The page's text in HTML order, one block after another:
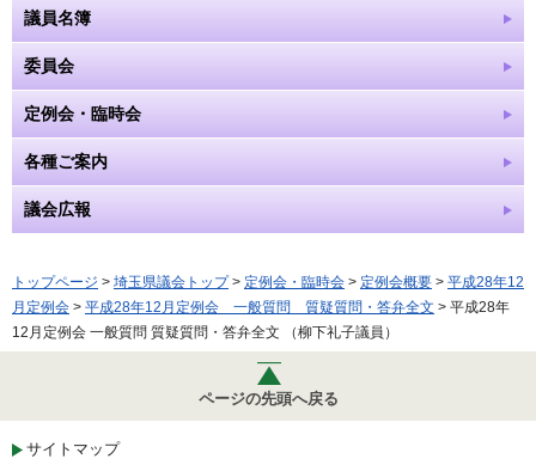
議員名簿
委員会
定例会・臨時会
各種ご案内
議会広報
トップページ > 埼玉県議会トップ> 定例会・臨時会 > 定例会概要 > 平成28年12
月定例会 > 平成28年12月定例会 一般質問 質疑質問・答弁全文 > 平成28年
12月定例会 一般質問 質疑質問・答弁全文 （柳下礼子議員）
ページの先頭へ戻る
サイトマップ